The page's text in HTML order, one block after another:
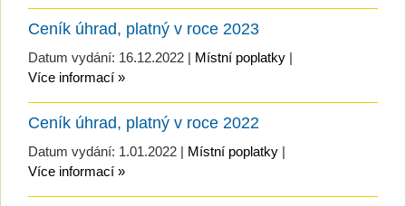
Ceník úhrad, platný v roce 2023
Datum vydání: 16.12.2022 | Místní poplatky |
Více informací »
Ceník úhrad, platný v roce 2022
Datum vydání: 1.01.2022 | Místní poplatky |
Více informací »